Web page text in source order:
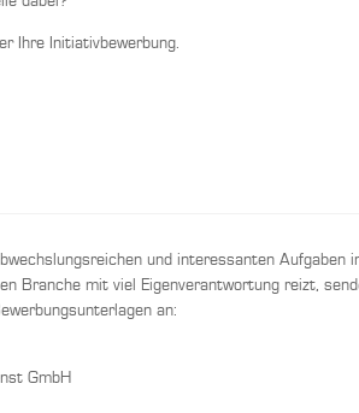
Ihre Initiativbewerbung.
und interessanten Aufgaben
Branche mit viel Eigenverantwortung reizt,
an:
GmbH